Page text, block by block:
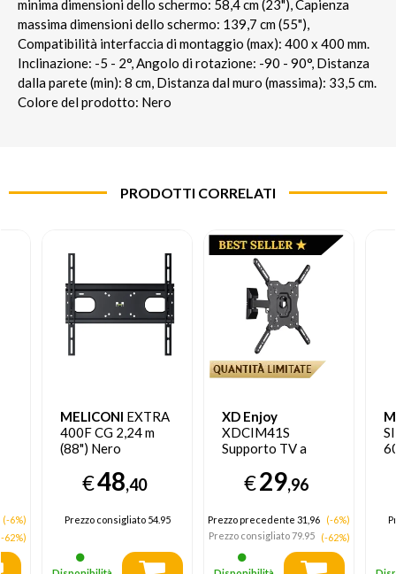
minima dimensioni dello schermo: 58,4 cm (23"), Capienza
massima dimensioni dello schermo: 139,7 cm (55"),
Compatibilità interfaccia di montaggio (max): 400 x 400 mm.
Inclinazione: -5 - 2°, Angolo di rotazione: -90 - 90°, Distanza
dalla parete (min): 8 cm, Distanza dal muro (massima): 33,5 cm.
Colore del prodotto: Nero
PRODOTTI CORRELATI
(-6%)
62%)
MELICONI EXTRA
400F CG 2,24 m
(88") Nero
€48,40
Prezzo consigliato54.95
XD Enjoy
XDCIM41S
Supporto TV a
(55") Nero
€29,96
Prezzo precedente 31,96
(-6%)
Prezzo consigliato79.95 (-62%)